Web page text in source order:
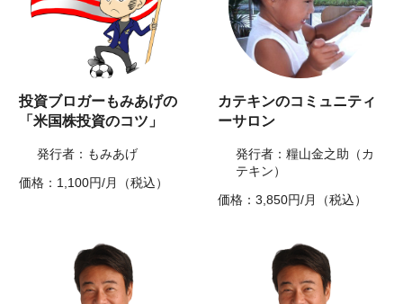
投資ブロガーもみあげの
「米国株投資のコツ」
発行者：もみあげ
価格：1,100円/月（税込）
カテキンのコミュニティ
ーサロン
発行者：糧山金之助（カ
テキン）
価格：3,850円/月（税込）